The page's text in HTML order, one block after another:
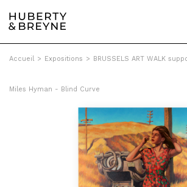
Accueil > Expositions > BRUSSELS ART WALK
Miles Hyman - Blind Curve